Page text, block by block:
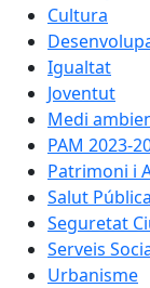
Cultura
Igualtat
Joventut
Medi
PAM 2023-
Patrimoni i
Salut Pública
Seguretat
Serveis
Urbanisme